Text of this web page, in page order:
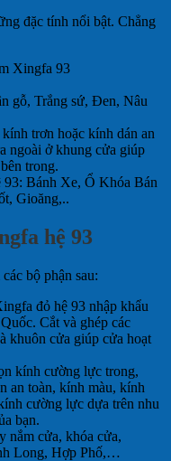
đặc tính nổi bật. Chẳng
Xingfa 93
gỗ, Trắng sứ, Đen, Nâu
trơn hoặc kính dán an
ngoài ở khung cửa giúp
trong.
Bánh Xe, Ổ Khóa Bán
Gioăng,..
hệ 93
bộ phận sau:
đỏ hệ 93 nhập khẩu
Cắt và ghép các
khuôn cửa giúp cửa hoạt
kính cường lực trong,
an toàn, kính màu, kính
cường lực dựa trên nhu
bạn.
nắm cửa, khóa cửa,
Long, Hợp Phố,…